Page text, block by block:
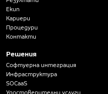
Екип
Кариери
Процедури
Контакти
Решения
Софтуерна интеграция
Инфраструктура
SOCaaS
Удостоверителни услуги